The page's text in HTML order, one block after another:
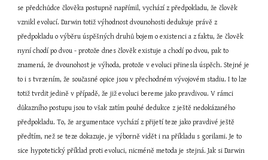
se předchůdce člověka postupně napřímil, vychází z předpokladu, že člověk
vznikl evolucí. Darwin totiž výhodnost dvounohosti dedukuje právě z
předpokladu o výběru úspěšných druhů bojem o existenci a z faktu, že člověk
nyní chodí po dvou - protože dnes člověk existuje a chodí po dvou, pak to
znamená, že dvounohost je výhoda, protože v evoluci přinesla úspěch. Stejné je
to i s tvrzením, že současné opice jsou v přechodném vývojovém stadiu. I to lze
totiž tvrdit jedině v případě, že již evoluci bereme jako pravdivou. V rámci
důkazního postupu jsou to však zatím pouhé dedukce z ještě nedokázaného
předpokladu. To, že argumentace vychází z přijetí teze jako pravdivé ještě
předtím, než se teze dokazuje, je výborně vidět i na příkladu s gorilami. Je to
sice hypotetický příklad proti evoluci, nicméně metoda je stejná. Jak si Darwin